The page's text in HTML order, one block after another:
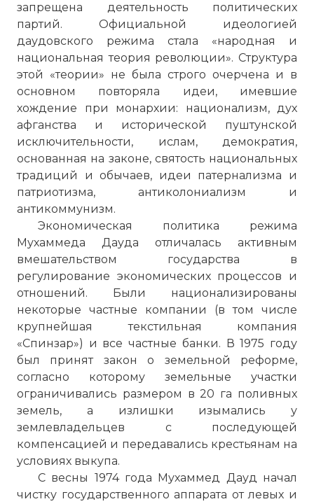
запрещена деятельность политических
партий. Официальной идеологией
даудовского режима стала «народная и
национальная теория революции». Структура
этой «теории» не была строго очерчена и в
основном повторяла идеи, имевшие
хождение при монархии: национализм, дух
афганства и исторической пуштунской
исключительности, ислам, демократия,
основанная на законе, святость национальных
традиций и обычаев, идеи патернализма и
патриотизма, антиколониализм и
антикоммунизм.
Экономическая политика режима
Мухаммеда Дауда отличалась активным
вмешательством государства в
регулирование экономических процессов и
отношений. Были национализированы
некоторые частные компании (в том числе
крупнейшая текстильная компания
«Спинзар») и все частные банки. В 1975 году
был принят закон о земельной реформе,
согласно которому земельные участки
ограничивались размером в 20 га поливных
земель, а излишки изымались у
землевладельцев с последующей
компенсацией и передавались крестьянам на
условиях выкупа.
С весны 1974 года Мухаммед Дауд начал
чистку государственного аппарата от левых и